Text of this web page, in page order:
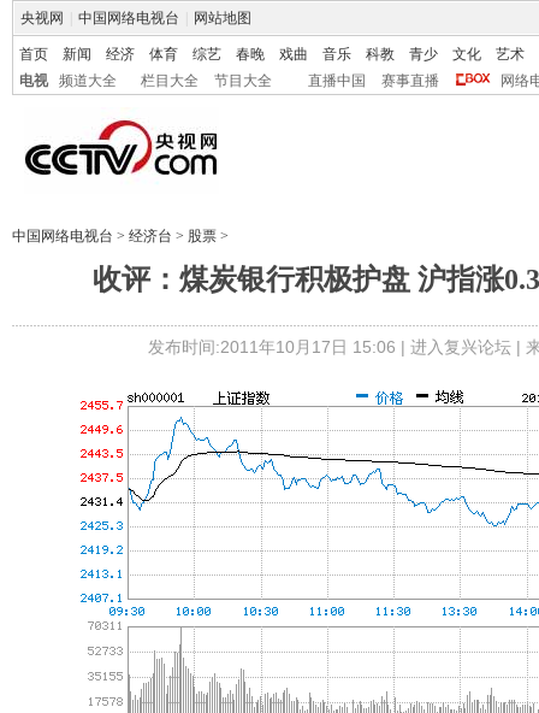
央视网 中国网络电视台 网站地图
首页 新闻 经济 体育 综艺 春晚 戏曲 音乐 科教 青少 文化
艺术
电视
频道大全 栏目大全 节目大全 直播中国 赛事直播 网络
中国网络电视台 > 经济台 > 股票 >
收评：煤炭银行积极护盘 沪指涨
发布时间:2011年10月17日 15:06 | 进入复兴论坛|